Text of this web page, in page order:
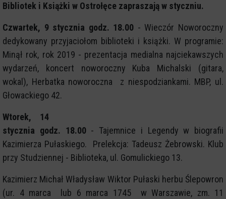
Bibliotek i Książki w Ostrołęce zapraszają w styczniu.
Czwartek, 9 stycznia godz. 18.00 - Wieczór Noworoczny
dedykowany przyjaciołom biblioteki i książki. W programie:
Minął rok, rok 2019 - prezentacja medialna najciekawszych
wydarzeń, koncert noworoczny Kuba Michalski (gitara,
wokal), Herbatka noworoczna z niespodziankami. MBP, ul.
Głowackiego 42.
Wtorek, 14
stycznia godz. 18.00- Tajemnice i Legendy w biografii
Kazimierza Pułaskiego. Prelekcja: Tadeusz Żebrowski. Klub
przy Studziennej - Biblioteka, ul. Gomulickiego 13.
Kazimierz Michał Władysław Wiktor Pułaski herbu Ślepowron
(ur. 4 marca lub 6 marca 1745 w Warszawie, zm. 11